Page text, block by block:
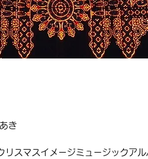
き
スマスイメージミュージックアル